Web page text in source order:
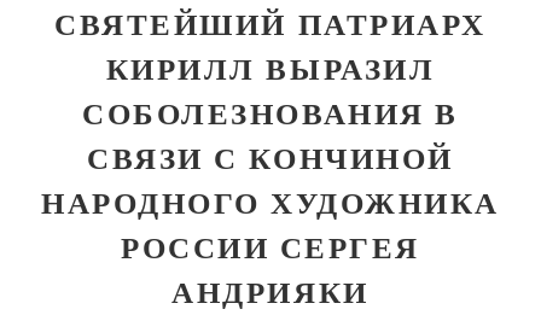
СВЯТЕЙШИЙ ПАТРИАРХ
КИРИЛЛ ВЫРАЗИЛ
СОБОЛЕЗНОВАНИЯ В
СВЯЗИ С КОНЧИНОЙ
НАРОДНОГО ХУДОЖНИКА
РОССИИ СЕРГЕЯ
АНДРИЯКИ